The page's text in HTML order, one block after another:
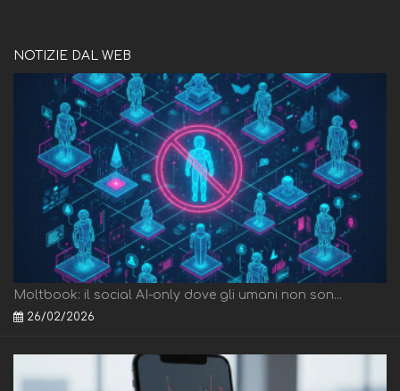
NOTIZIE DAL WEB
Moltbook: il social AI-only dove gli umani non son...
26/02/2026